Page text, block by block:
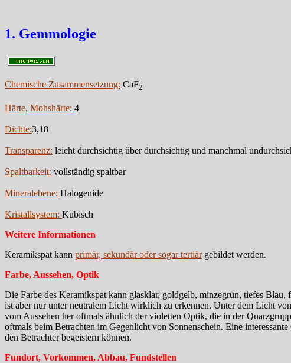
1. Gemmologie
Chemische Zusammensetzung: CaF2
Härte, Mohshärte: 4
Dichte:3,18
Transparenz: leicht durchsichtig über durchsichtig und manchmal
Spaltbarkeit: vollständig spaltbar
Mineralebene: Halogenide
Kristallsystem: Kubisch
Weitere Informationen
Keramikspat kann primär, sekundär oder sogar tertiärgebildet werden.
Farbe, Aussehen, Optik
Die Farbe des Keramikspat kann glasklar, goldgelb, minzegrün, tiefes
ist aber nur unter neutralem Licht wirklich zu erkennen. Unter dem Licht
vom Aussehen her oftmals ähnlich der violetten Optik, die in der
oftmals beim Betrachten im Gegenlicht von Sonnenschein. Eine
den Betrachter begeistern können.
Fundort, Vorkommen, Abbau, Fundstellen